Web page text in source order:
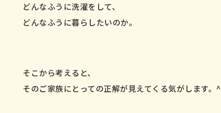
どんなふうに洗濯をして、
どんなふうに暮らしたいのか。
そこから考えると、
そのご家族にとっての正解が見えてくる気がします。